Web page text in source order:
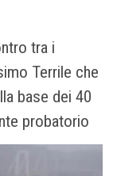
tra i
Terrile che
base dei 40
probatorio